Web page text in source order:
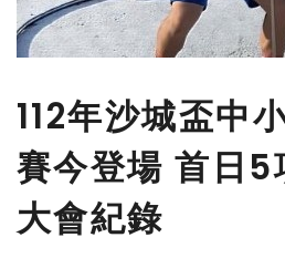
112年沙城盃中
賽今登場 首日
大會紀錄